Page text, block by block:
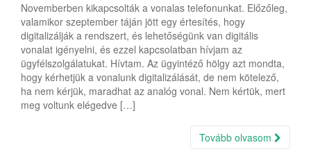
Novemberben kikapcsolták a vonalas telefonunkat. Előzőleg,
valamikor szeptember táján jött egy értesítés, hogy
digitalizálják a rendszert, és lehetőségünk van digitális
vonalat igényelni, és ezzel kapcsolatban hívjam az
ügyfélszolgálatukat. Hívtam. Az ügyintéző hölgy azt mondta,
hogy kérhetjük a vonalunk digitalizálását, de nem kötelező,
ha nem kérjük, maradhat az analóg vonal. Nem kértük, mert
meg voltunk elégedve […]
Tovább olvasom